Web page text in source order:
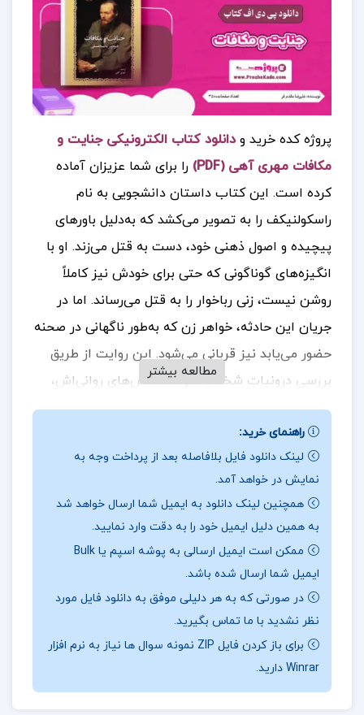
پروژه کده خرید و دانلود کتاب الکترونیکی جنایت و
مکافات مهری آهی (PDF)
را برای شما عزیزان آماده
کرده است. این کتاب داستان دانشجویی به نام
راسکولنیکف را به تصویر می‌کشد که به‌دلیل باورهای
پیچیده و اصول ذهنی خود، دست به قتل می‌زند. او با
انگیزه‌های گوناگونی که حتی برای خودش نیز کاملاً
روشن نیست، زنی رباخوار را به قتل می‌رساند. اما در
جریان این حادثه، خواهر زن که به‌طور ناگهانی در صحنه
حضور می‌یابد نیز قربانی می‌شود. این روایت از طریق
بررسی درونیات شخصیت و کشمکش‌های روانی‌اش،
مخاطب را با پیچیدگی‌های اخلاقی و فلسفی این اقدام
مواجه می‌کند. جهت خرید فایل های بیشتر
دنبال کنید
درباره نویسندهکتاب جنایت و مکافات مهری آهی :
کتاب جنایت و مکافات ترجمه مهری آهی از رمان
مشهور فیودور داستایفسکی، به بررسی عمیق
روان‌شناختی شخصیت‌ها و معضلات اخلاقی می‌پردازد.
از نقاط قوت این ترجمه، تسلط مترجم بر زبان و توانایی
در انتقال احساسات و پیچیدگی‌های متن اصلی است
که باعث می‌شود خوانندگان ایرانی با جنبه‌های مختلف
مطالعه بیشتر
راهنمای خرید:
لینک دانلود فایل بلافاصله بعد از پرداخت وجه به
نمایش در خواهد آمد.
همچنین لینک دانلود به ایمیل شما ارسال خواهد شد
به همین دلیل ایمیل خود را به دقت وارد نمایید.
ممکن است ایمیل ارسالی به پوشه اسپم یا Bulk
ایمیل شما ارسال شده باشد.
در صورتی که به هر دلیلی موفق به دانلود فایل مورد
نظر نشدید با ما تماس بگیرید.
برای باز کردن فایل ZIP نمونه سوال ها نیاز به نرم افزار
Winrar دارید.